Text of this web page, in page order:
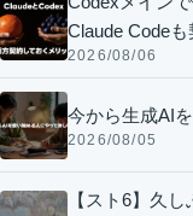
Claude Code
2026/08/06
今から生成AI
2026/08/05
【スト6】久